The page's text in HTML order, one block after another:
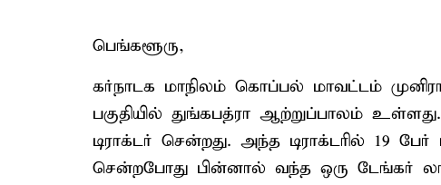
பெங்களூரு,
கர்நாடக மாநிலம் கொப்பல் மாவட்டம்
பகுதியில் துங்கபத்ரா ஆற்றுப்பாலம்
டிராக்டர் சென்றது. அந்த டிராக்டரில் 19
சென்றபோது பின்னால் வந்த ஒரு டேங்கர்